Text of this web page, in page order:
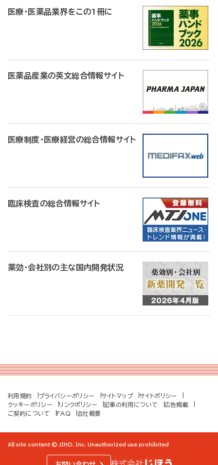
医療・医薬品業界をこの1冊に
医薬品産業の英文総合情報サイト
医療制度・医療経営の総合情報サイト
臨床検査の総合情報サイト
薬効・会社別の主な国内開発状況
利用規約 プライバシーポリシー サイトマップ
サイトポリシー
クッキーポリシー
リンクポリシー 記事の利用について
広告掲載
ご契約について
FAQ 会社概要
All site content © JIHO, Inc. Unauthorized use prohibited